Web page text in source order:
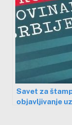
Savet za
objavljivanje